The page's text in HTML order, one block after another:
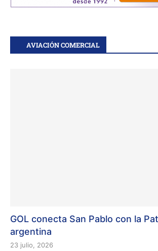
AVIACIÓN COMERCIAL
GOL conecta San Pablo con la
argentina
23 julio, 2026